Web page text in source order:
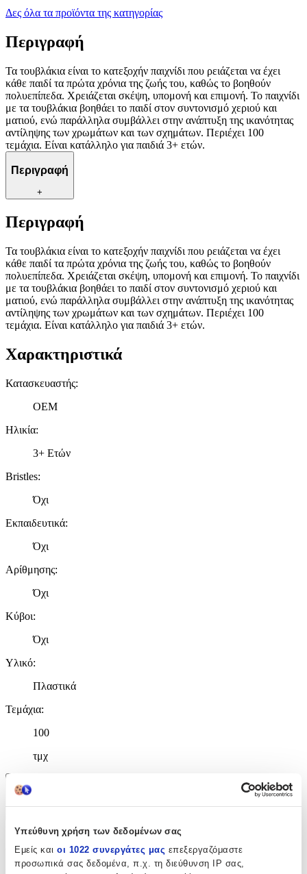
Υπεύθυνη χρήση των δεδομένων σας
Εμείς και οι 1022 συνεργάτες μας επεξεργαζόμαστε
προσωπικά σας δεδομένα, π.χ. τη διεύθυνση IP σας,
Δες όλα τα προϊόντα της κατηγορίας
Περιγραφή
Τα τουβλάκια είναι το κατεξοχήν παιχνίδι που ρειάζεται να έχει
κάθε παιδί τα πρώτα χρόνια της ζωής του, καθώς το βοηθούν
πολυεπίπεδα. Χρειάζεται σκέψη, υπομονή και επιμονή. Το παιχνίδι
με τα τουβλάκια βοηθάει το παιδί στον συντονισμό χεριού και
ματιού, ενώ παράλληλα συμβάλλει στην ανάπτυξη της ικανότητας
αντίληψης των χρωμάτων και των σχημάτων. Περιέχει 100
τεμάχια. Είναι κατάλληλο για παιδιά 3+ ετών.
Περιγραφή
+
Περιγραφή
Τα τουβλάκια είναι το κατεξοχήν παιχνίδι που ρειάζεται να έχει
κάθε παιδί τα πρώτα χρόνια της ζωής του, καθώς το βοηθούν
πολυεπίπεδα. Χρειάζεται σκέψη, υπομονή και επιμονή. Το παιχνίδι
με τα τουβλάκια βοηθάει το παιδί στον συντονισμό χεριού και
ματιού, ενώ παράλληλα συμβάλλει στην ανάπτυξη της ικανότητας
αντίληψης των χρωμάτων και των σχημάτων. Περιέχει 100
τεμάχια. Είναι κατάλληλο για παιδιά 3+ ετών.
Χαρακτηριστικά
Κατασκευαστής:
OEM
Ηλικία:
3+ Ετών
Bristles:
Όχι
Εκπαιδευτικά:
Όχι
Αρίθμησης:
Όχι
Κύβοι:
Όχι
Υλικό:
Πλαστικά
Τεμάχια:
100
τμχ
Χαρακτηριστικά
Χαρακτηριστικά